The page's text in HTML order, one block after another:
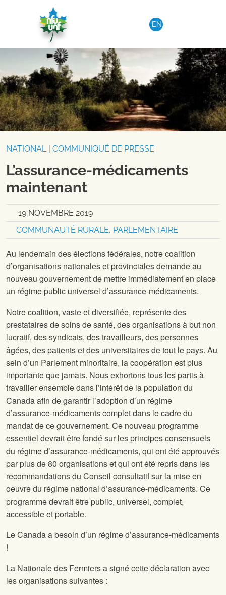
Aller au contenu
EN
NATIONAL| COMMUNIQUÉ DE PRESSE
L’assurance-médicaments
maintenant
19 NOVEMBRE 2019
COMMUNAUTÉ RURALE, PARLEMENTAIRE
Au lendemain des élections fédérales, notre coalition
d’organisations nationales et provinciales demande au
nouveau gouvernement de mettre immédiatement en place
un régime public universel d’assurance-médicaments.
Notre coalition, vaste et diversifiée, représente des
prestataires de soins de santé, des organisations à but non
lucratif, des syndicats, des travailleurs, des personnes
âgées, des patients et des universitaires de tout le pays. Au
sein d’un Parlement minoritaire, la coopération est plus
importante que jamais. Nous exhortons tous les partis à
travailler ensemble dans l’intérêt de la population du
Canada afin de garantir l’adoption d’un régime
d’assurance-médicaments complet dans le cadre du
mandat de ce gouvernement. Ce nouveau programme
essentiel devrait être fondé sur les principes consensuels
du régime d’assurance-médicaments, qui ont été approuvés
par plus de 80 organisations et qui ont été repris dans les
recommandations du Conseil consultatif sur la mise en
oeuvre du régime national d’assurance-médicaments. Ce
programme devrait être public, universel, complet,
accessible et portable.
Le Canada a besoin d’un régime d’assurance-médicaments
!
La Nationale des Fermiers a signé cette déclaration avec
les organisations suivantes :